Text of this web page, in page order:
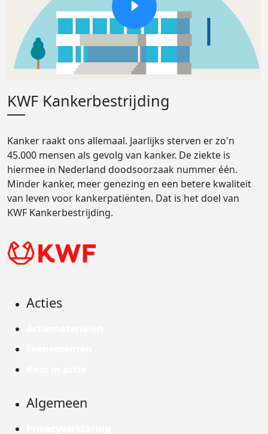
KWF Kankerbestrijding
Kanker raakt ons allemaal. Jaarlijks sterven er zo'n
45.000 mensen als gevolg van kanker. De ziekte is
hiermee in Nederland doodsoorzaak nummer één.
Minder kanker, meer genezing en een betere kwaliteit
van leven voor kankerpatiënten. Dat is het doel van
KWF Kankerbestrijding.
Acties
Algemeen